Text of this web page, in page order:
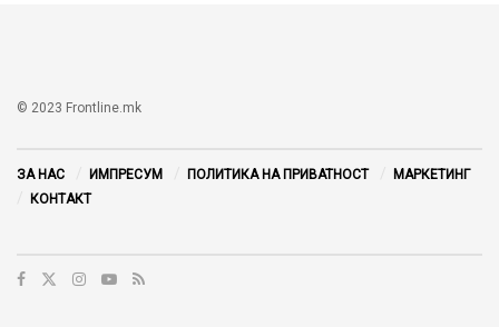
© 2023 Frontline.mk
ЗА НАС ИМПРЕСУМ ПОЛИТИКА НА ПРИВАТНОСТ
МАРКЕТИНГ
КОНТАКТ